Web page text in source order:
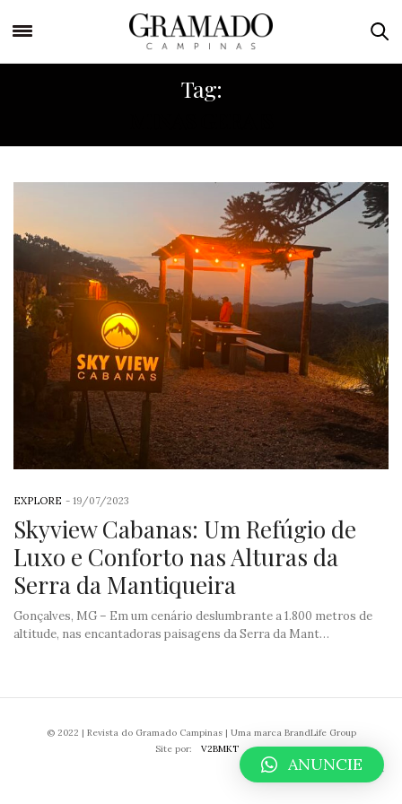
Tag:
EXPLORE - 19/07/2023
Skyview Cabanas: Um Refúgio de
Luxo e Conforto nas Alturas da
Serra da Mantiqueira
Gonçalves, MG – Em um cenário deslumbrante a 1.800 metros de
altitude, nas encantadoras paisagens da Serra da Mant…
© 2022 | Revista do Gramado Campinas | Uma marca BrandLife Group
Site por:
V2BMKT
ANUNCIE